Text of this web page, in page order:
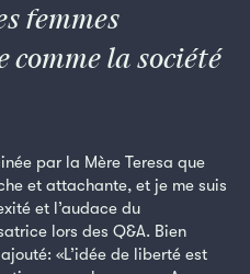
femmes
la société
par la Mère Teresa que
et attachante, et je me suis
et l’audace du
lors des Q&A. Bien
«L’idée de liberté est